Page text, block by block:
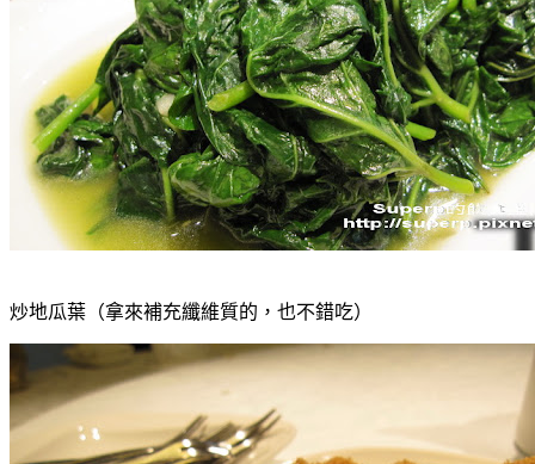
炒地瓜葉（拿來補充纖維質的，也不錯吃）